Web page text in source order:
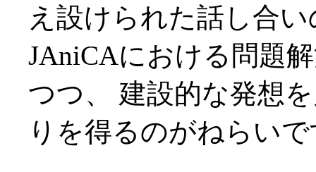
え設けられた話し合
JAniCAにおける問題
つつ、 建設的な発想
りを得るのがねらい